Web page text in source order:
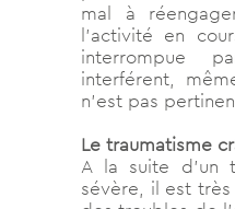
mal à
l’activité en
interrompue
interférent,
n’est pas
Le traumatisme
A la suite d’un
sévère, il est